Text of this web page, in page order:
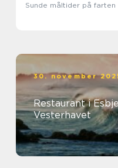
Sunde måltider på farten
30. november
Restaurant i
Vesterhavet